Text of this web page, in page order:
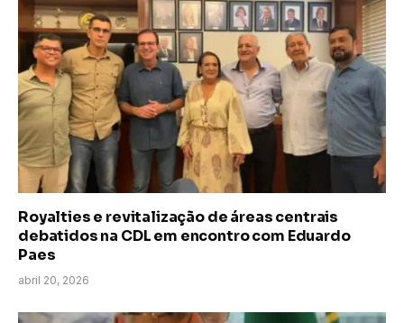
Royalties e revitalização de áreas centrais
debatidos na CDL em encontro com Eduardo
Paes
abril 20, 2026